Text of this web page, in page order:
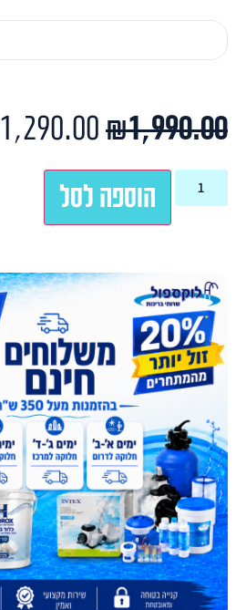
₪1,990.00
1,290.00
הוספה לסל